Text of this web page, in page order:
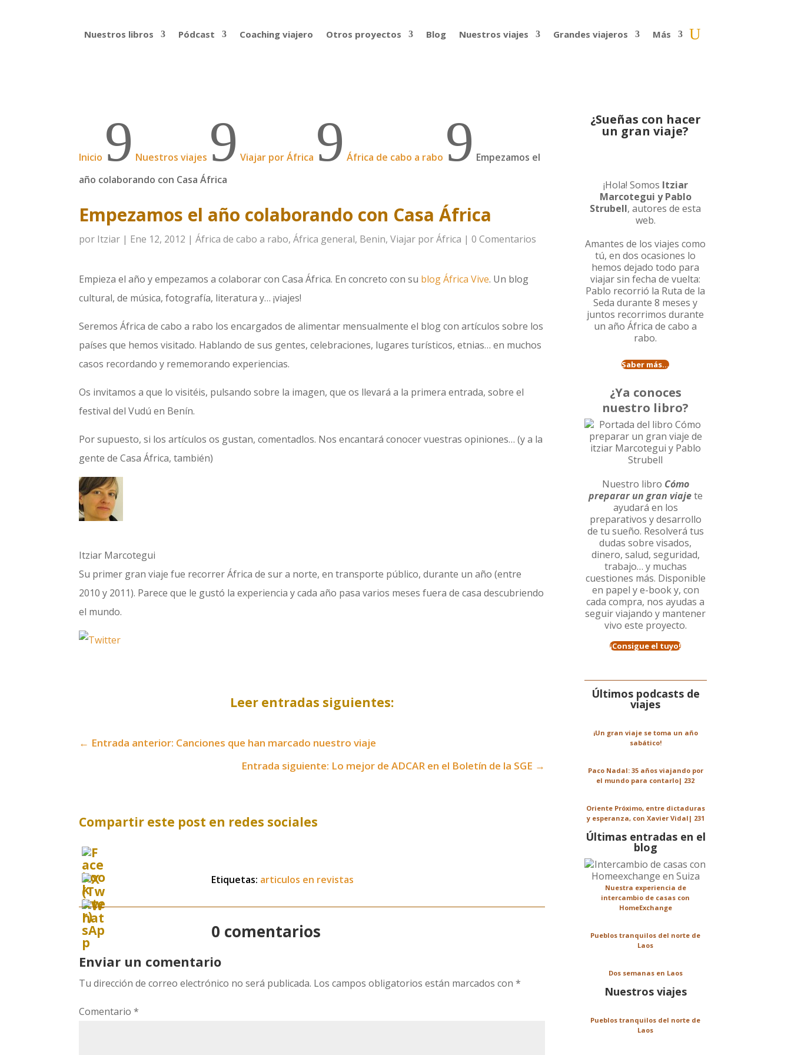
Nuestros libros Pódcast Coaching viajero Otros proyectos Blog Nuestros viajes Grandes viajeros Más
Inicio 9 Nuestros viajes 9 Viajar por África 9 África de cabo a rabo 9 Empezamos el
año colaborando con Casa África
Empezamos el año colaborando con Casa África
por Itziar | Ene 12, 2012 |África de cabo a rabo,África general, Benin,Viajar por África |0 Comentarios
Empieza el año y empezamos a colaborar con Casa África. En concreto con su blog África Vive. Un blog
cultural, de música, fotografía, literatura y… ¡viajes!
Seremos África de cabo a rabo los encargados de alimentar mensualmente el blog con artículos sobre los
países que hemos visitado. Hablando de sus gentes, celebraciones, lugares turísticos, etnias… en muchos
casos recordando y rememorando experiencias.
Os invitamos a que lo visitéis, pulsando sobre la imagen, que os llevará a la primera entrada, sobre el
festival del Vudú en Benín.
Por supuesto, si los artículos os gustan, comentadlos. Nos encantará conocer vuestras opiniones… (y a la
gente de Casa África, también)
Itziar Marcotegui
Su primer gran viaje fue recorrer África de sur a norte, en transporte público, durante un año (entre
2010 y 2011). Parece que le gustó la experiencia y cada año pasa varios meses fuera de casa descubriendo
el mundo.
Leer entradas siguientes:
← Entrada anterior: Canciones que han marcado nuestro viaje
Entrada siguiente: Lo mejor de ADCAR en el Boletín de la SGE →
Compartir este post en redes sociales
Etiquetas: articulos en revistas
0 comentarios
Enviar un comentario
Tu dirección de correo electrónico no será publicada. Los campos obligatorios están marcados con*
Comentario*
¿Sueñas con hacer
un gran viaje?
¡Hola! Somos Itziar
Marcotegui y Pablo
Strubell, autores de esta
web.
Amantes de los viajes como
tú, en dos ocasiones lo
hemos dejado todo para
viajar sin fecha de vuelta:
Pablo recorrió la Ruta de la
Seda durante 8 meses y
juntos recorrimos durante
un añoÁfrica de cabo a
rabo.
Saber más...
¿Ya conoces
nuestro libro?
Nuestro libro Cómo
preparar un gran viajete
ayudará en los
preparativos y desarrollo
de tu sueño. Resolverá tus
dudas sobre visados,
dinero, salud, seguridad,
trabajo… y muchas
cuestiones más. Disponible
en papel y e-book y, con
cada compra, nos ayudas a
seguir viajando y mantener
vivo este proyecto.
¡Consigue el tuyo!
Últimos podcasts de
viajes
¡Un gran viaje se toma un año
sabático!
Paco Nadal: 35 años viajando por
el mundo para contarlo| 232
Oriente Próximo, entre dictaduras
y esperanza, con Xavier Vidal| 231
Últimas entradas en el
blog
Nuestra experiencia de
intercambio de casas con
HomeExchange
Pueblos tranquilos del norte de
Laos
Dos semanas en Laos
Nuestros viajes
Pueblos tranquilos del norte de
Laos